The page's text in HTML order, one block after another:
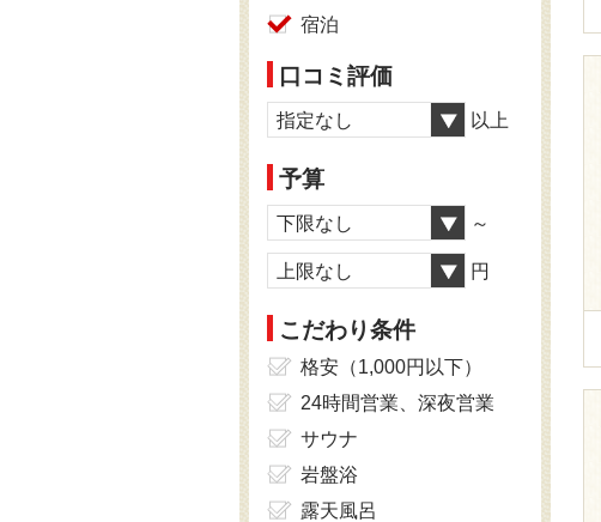
宿泊
口コミ評価
指定なし 以上
予算
下限なし ～
上限なし 円
こだわり条件
格安（1,000円以下）
24時間営業、深夜営業
サウナ
岩盤浴
露天風呂